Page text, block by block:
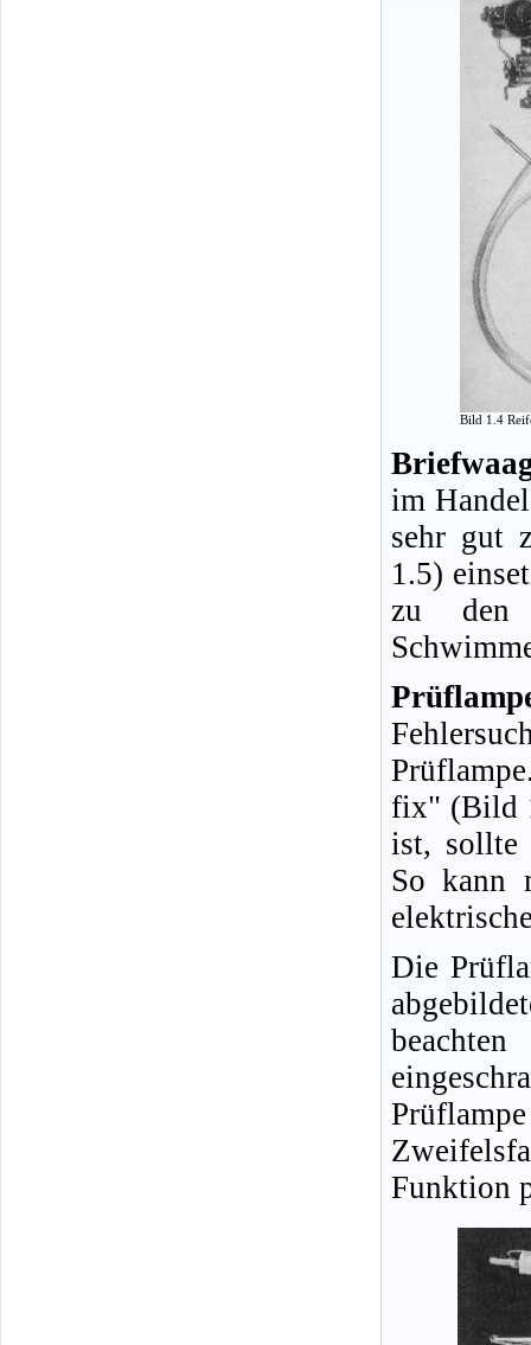
Bild 1.4
im
sehr gut
1.5)
zu den
fix" (Bild
ist, sollte
So kann
Die
Funktion